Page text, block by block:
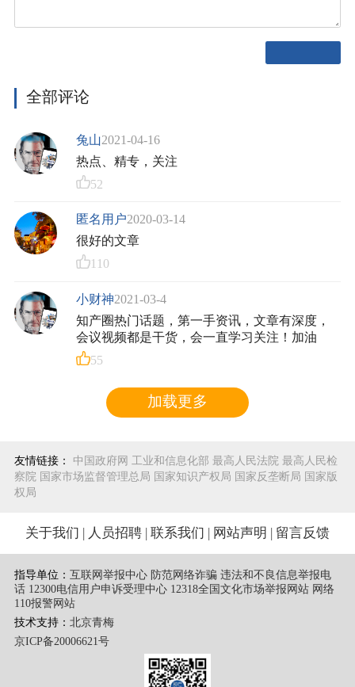
全部评论
兔山2021-04-16
热点、精专，关注
52
匿名用户2020-03-14
很好的文章
110
小财神2021-03-4
知产圈热门话题，第一手资讯，文章有深度，
会议视频都是干货，会一直学习关注！加油
55
加载更多
友情链接： 中国政府网 工业和信息化部 最高人民法院 最高人民检
察院 国家市场监督管理总局 国家知识产权局 国家反垄断局 国家版
权局
关于我们 人员招聘 联系我们 网站声明 留言反馈
指导单位： 互联网举报中心 防范网络诈骗 违法和不良信息举报电
话 12300电信用户申诉受理中心 12318全国文化市场举报网站 网络
110报警网站
技术支持： 北京青梅
京ICP备20006621号